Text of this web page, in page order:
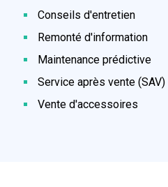
Conseils d'entretien
Remonté d'information
Maintenance prédictive
Service après vente (SAV)
Vente d'accessoires